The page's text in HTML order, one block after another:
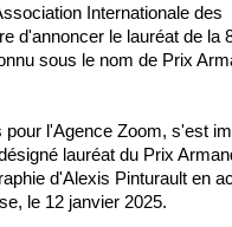
Internationale des
d'annoncer le lauréat de la
sous le nom de Prix
l'Agence Zoom, s'est
lauréat du Prix
d'Alexis Pinturault en
le 12 janvier 2025.